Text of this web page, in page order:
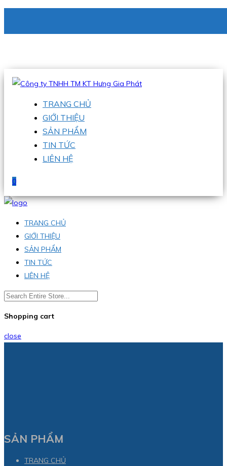
Hotline:0938 336 079
TRANG CHỦ
GIỚI THIỆU
SẢN PHẨM
TIN TỨC
LIÊN HỆ
0
TRANG CHỦ
GIỚI THIỆU
SẢN PHẨM
TIN TỨC
LIÊN HỆ
Shopping cart
close
SẢN PHẨM
TRANG CHỦ